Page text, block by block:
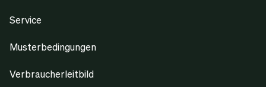
Service
Musterbedingungen
Verbraucherleitbild